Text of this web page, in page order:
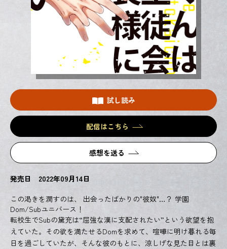
この渇きを潤すのは、 出会ったばかりの"彼奴"…？ 学園
Dom/Subユニバース！
転校生でSubの黛充は“屈強な漢に支配されたい”という欲望を抱
えていた。その欲を満たせるDomを求めて、喧嘩に明け暮れる毎
日を過ごしていたが、そんな彼のもとに、涼しげな見た目とは裏
発売日 2022年09月14日
試し読み
配信はこちら
感想を送る